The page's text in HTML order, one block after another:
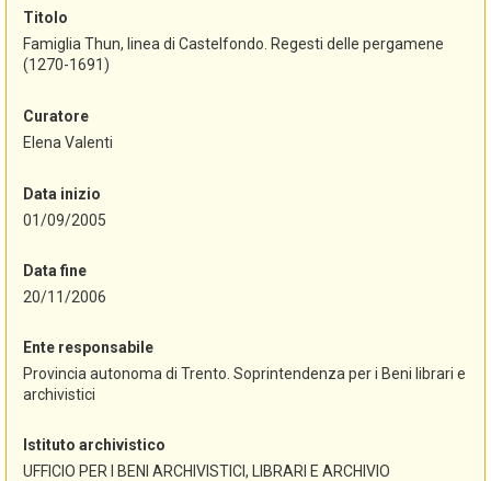
Titolo
Famiglia Thun, linea di Castelfondo. Regesti delle pergamene
(1270-1691)
Curatore
Elena Valenti
Data inizio
01/09/2005
Data fine
20/11/2006
Ente responsabile
Provincia autonoma di Trento. Soprintendenza per i Beni librari e
archivistici
Istituto archivistico
UFFICIO PER I BENI ARCHIVISTICI, LIBRARI E ARCHIVIO